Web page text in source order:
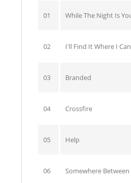
01 While The Night Is
02 I'll Find It Where I Can
03 Branded
04 Crossfire
05 Help
06 Somewhere Between